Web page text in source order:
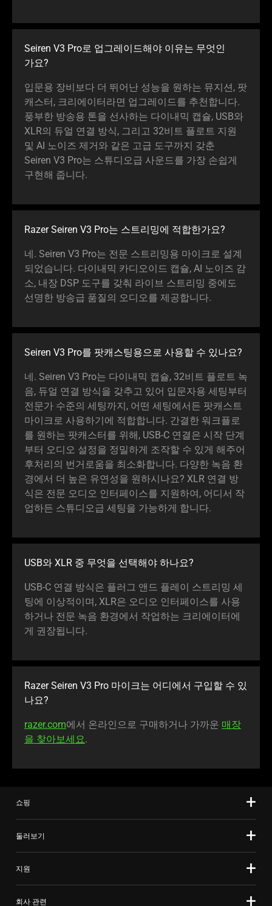
Seiren V3 Pro로 업그레이드해야 이유는 무엇인
가요?
입문용 장비보다 더 뛰어난 성능을 원하는 뮤지션, 팟
캐스터, 크리에이터라면 업그레이드를 추천합니다.
풍부한 방송용 톤을 선사하는 다이내믹 캡슐, USB와
XLR의 듀얼 연결 방식, 그리고 32비트 플로트 지원
및 AI 노이즈 제거와 같은 고급 도구까지 갖춘
Seiren V3 Pro는 스튜디오급 사운드를 가장 손쉽게
구현해 줍니다.
Razer Seiren V3 Pro는 스트리밍에 적합한가요?
네. Seiren V3 Pro는 전문 스트리밍용 마이크로 설계
되었습니다. 다이내믹 카디오이드 캡슐, AI 노이즈 감
소, 내장 DSP 도구를 갖춰 라이브 스트리밍 중에도
선명한 방송급 품질의 오디오를 제공합니다.
Seiren V3 Pro를 팟캐스팅용으로 사용할 수 있나요?
네. Seiren V3 Pro는 다이내믹 캡슐, 32비트 플로트 녹
음, 듀얼 연결 방식을 갖추고 있어 입문자용 세팅부터
전문가 수준의 세팅까지, 어떤 세팅에서든 팟캐스트
마이크로 사용하기에 적합합니다. 간결한 워크플로
를 원하는 팟캐스터를 위해, USB-C 연결은 시작 단계
부터 오디오 설정을 정밀하게 조작할 수 있게 해주어
후처리의 번거로움을 최소화합니다. 다양한 녹음 환
경에서 더 높은 유연성을 원하시나요? XLR 연결 방
식은 전문 오디오 인터페이스를 지원하여, 어디서 작
업하든 스튜디오급 세팅을 가능하게 합니다.
USB와 XLR 중 무엇을 선택해야 하나요?
USB-C 연결 방식은 플러그 앤드 플레이 스트리밍 세
팅에 이상적이며, XLR은 오디오 인터페이스를 사용
하거나 전문 녹음 환경에서 작업하는 크리에이터에
게 권장됩니다.
Razer Seiren V3 Pro 마이크는 어디에서 구입할 수 있
나요?
razer.com에서 온라인으로 구매하거나 가까운 매장
을 찾아보세요.
쇼핑
둘러보기
지원
회사 관련